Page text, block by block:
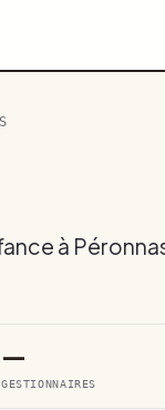
à
—
GESTIONNAIRES